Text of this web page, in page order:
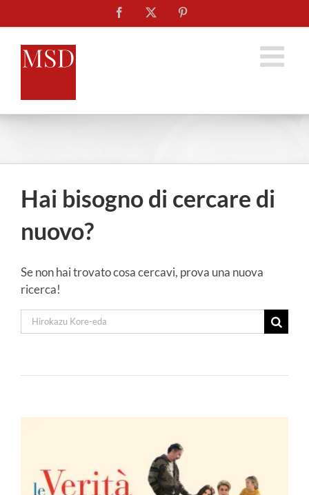
al
contenuto
Facebook
Hai bisogno di cercare di
nuovo?
Se non hai trovato cosa cercavi, prova una nuova
ricerca!
Cerca
per: